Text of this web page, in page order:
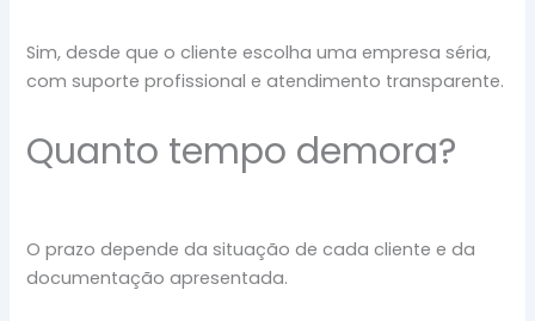
Sim, desde que o cliente escolha uma empresa séria,
com suporte profissional e atendimento transparente.
Quanto tempo demora?
O prazo depende da situação de cada cliente e da
documentação apresentada.